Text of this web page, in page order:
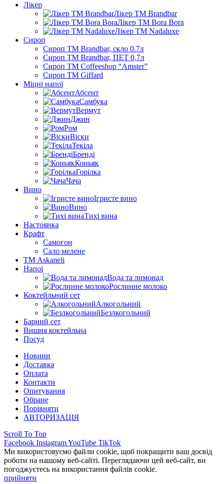
Лікер
Лікер ТМ Brandbar
Лікер ТМ Bora Bora
Лікер ТМ Nadaluxe
Сироп
Сироп TM Brandbar, скло 0.7л
Сироп TM Brandbar, ПЕТ 0,7л
Сироп TM Coffeeshop “Amster”
Сироп TM Giffard
Міцні напої
Абсент
Самбука
Вермут
Джин
Ром
Віски
Текіла
Бренді
Коньяк
Горілка
Чача
Вино
Ігристе вино
Вино
Тихі вина
Настоянка
Крафт
Самогон
Сало мелене
ТМ Askaneli
Напої
Вода та лимонад
Рослинне молоко
Коктейльний сет
Алкогольний
Безлкогольний
Барний сет
Вишня коктейльна
Посуд
Новини
Доставка
Оплата
Контакти
Опитування
Обране
Порівняти
АВТОРИЗАЦІЯ
Scroll To Top
Facebook InstagramYouTube TikTok
Ми використовуємо файли cookie, щоб покращити ваш досвід
роботи на нашому веб-сайті. Переглядаючи цей веб-сайт, ви
погоджуєтесь на використання файлів cookie.
прийняти